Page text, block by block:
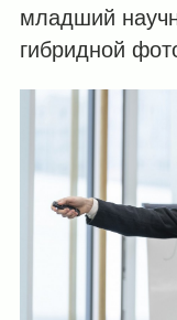
младший
гибридной